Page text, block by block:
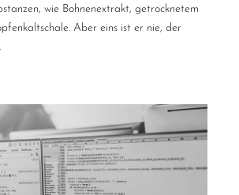
wie Bohnenextrakt, getrocknetem
Aber eins ist er nie, der